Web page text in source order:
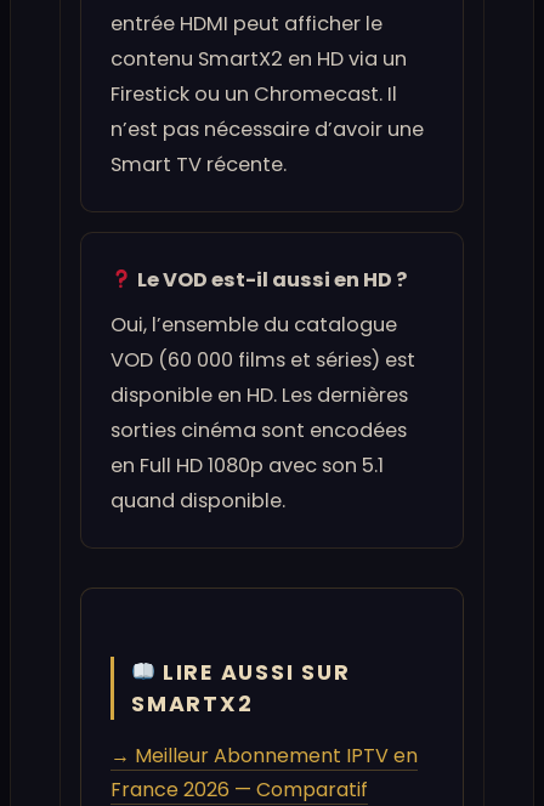
entrée HDMI peut afficher le
contenu SmartX2 en HD via un
Firestick ou un Chromecast. Il
n’est pas nécessaire d’avoir une
Smart TV récente.
Le VOD est-il aussi en HD ?
Oui, l’ensemble du catalogue
VOD (60 000 films et séries) est
disponible en HD. Les dernières
sorties cinéma sont encodées
en Full HD 1080p avec son 5.1
quand disponible.
LIRE AUSSI SUR
SMARTX2
→ Meilleur Abonnement IPTV en
France 2026 — Comparatif